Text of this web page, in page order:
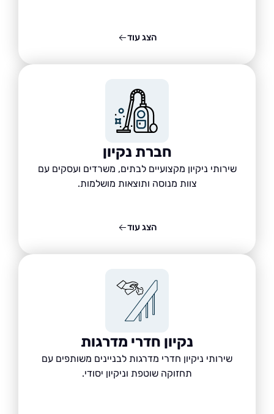
חברת נקיון
שירותי ניקיון מקצועיים לבתים, משרדים ועסקים עם
צוות מנוסה ותוצאות מושלמות.
נקיון חדרי מדרגות
שירותי ניקיון חדרי מדרגות לבניינים משותפים עם
תחזוקה שוטפת וניקיון יסודי.